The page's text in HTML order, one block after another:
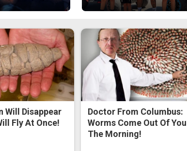
Will Disappear
Fly At Once!
Doctor From Columbus:
Worms Come Out Of
The Morning!